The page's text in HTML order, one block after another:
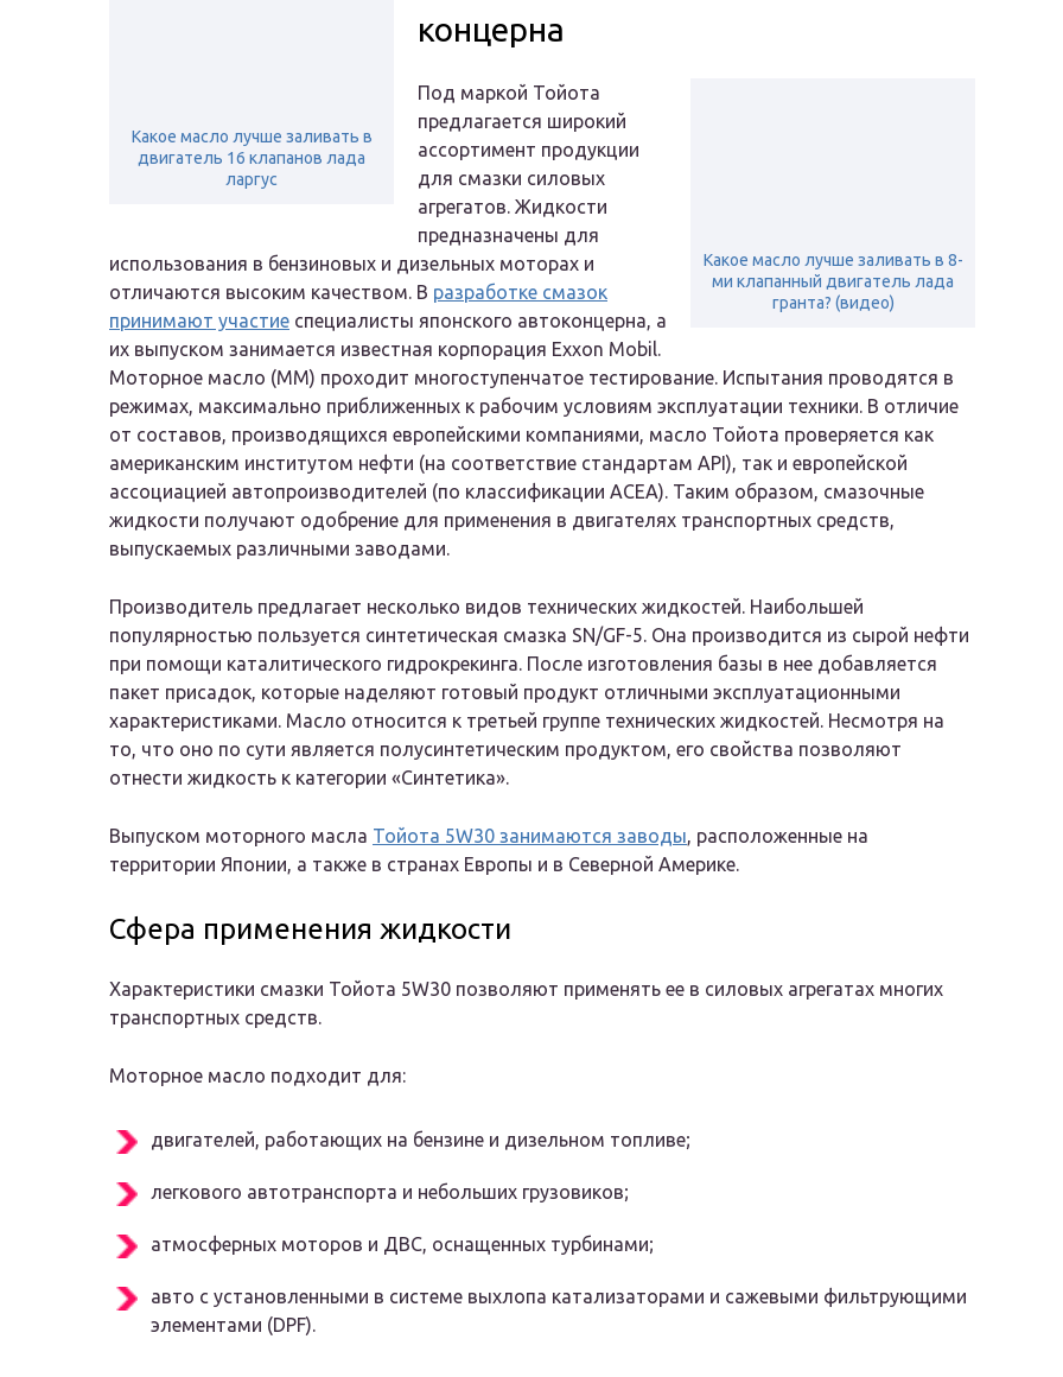
Какое масло лучше заливать в
двигатель 16 клапанов лада
ларгус
концерна
Какое масло лучше заливать в 8-
ми клапанный двигатель лада
гранта? (видео)
Под маркой Тойота
предлагается широкий
ассортимент продукции
для смазки силовых
агрегатов. Жидкости
предназначены для
использования в бензиновых и дизельных моторах и
отличаются высоким качеством. В разработке смазок
принимают участие специалисты японского автоконцерна, а
их выпуском занимается известная корпорация Exxon Mobil.
Моторное масло (ММ) проходит многоступенчатое тестирование. Испытания проводятся в
режимах, максимально приближенных к рабочим условиям эксплуатации техники. В отличие
от составов, производящихся европейскими компаниями, масло Тойота проверяется как
американским институтом нефти (на соответствие стандартам API), так и европейской
ассоциацией автопроизводителей (по классификации ACEA). Таким образом, смазочные
жидкости получают одобрение для применения в двигателях транспортных средств,
выпускаемых различными заводами.
Производитель предлагает несколько видов технических жидкостей. Наибольшей
популярностью пользуется синтетическая смазка SN/GF-5. Она производится из сырой нефти
при помощи каталитического гидрокрекинга. После изготовления базы в нее добавляется
пакет присадок, которые наделяют готовый продукт отличными эксплуатационными
характеристиками. Масло относится к третьей группе технических жидкостей. Несмотря на
то, что оно по сути является полусинтетическим продуктом, его свойства позволяют
отнести жидкость к категории «Синтетика».
Выпуском моторного масла Тойота 5W30 занимаются заводы, расположенные на
территории Японии, а также в странах Европы и в Северной Америке.
Сфера применения жидкости
Характеристики смазки Тойота 5W30 позволяют применять ее в силовых агрегатах многих
транспортных средств.
Моторное масло подходит для:
двигателей, работающих на бензине и дизельном топливе;
легкового автотранспорта и небольших грузовиков;
атмосферных моторов и ДВС, оснащенных турбинами;
авто с установленными в системе выхлопа катализаторами и сажевыми фильтрующими
элементами (DPF).